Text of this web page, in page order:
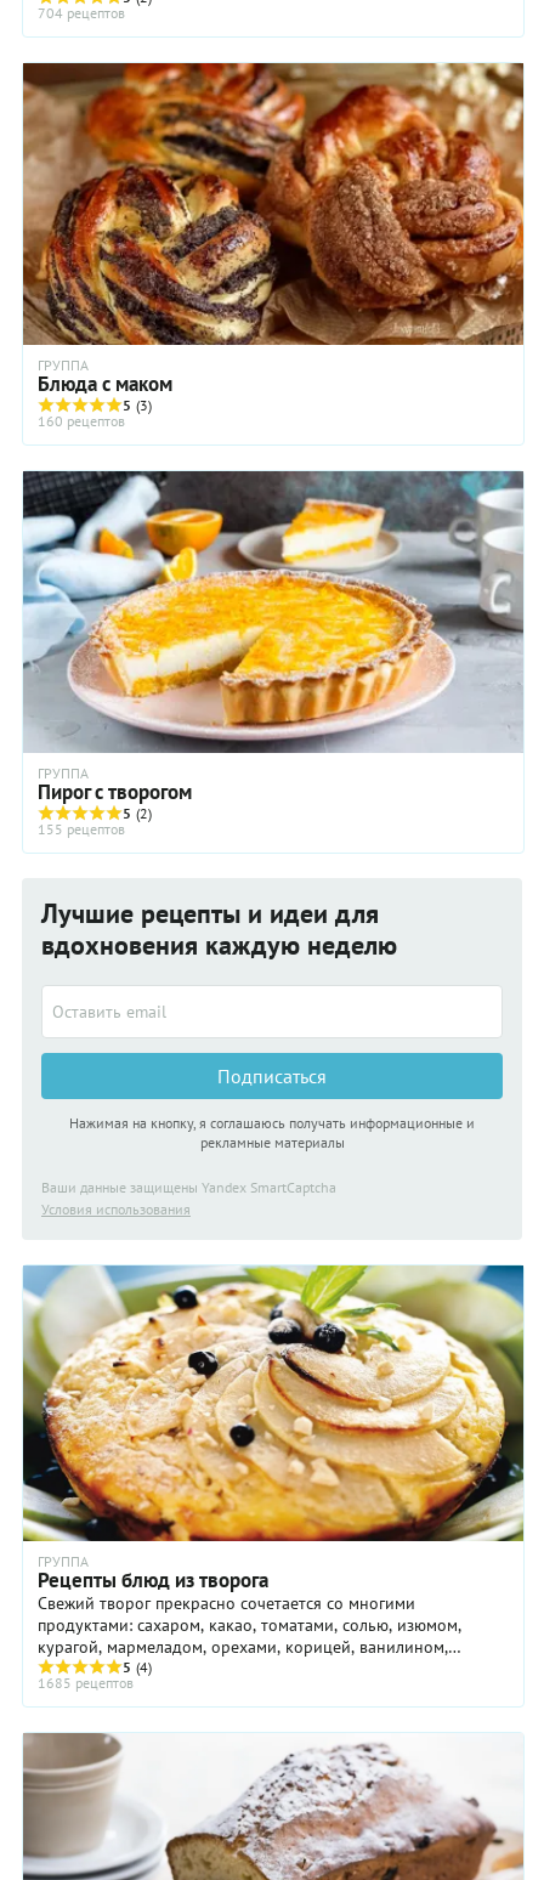
704 рецептов
ГРУППА
Блюда с маком
5 (3)
160 рецептов
ГРУППА
Пирог с творогом
5 (2)
155 рецептов
Лучшие рецепты и идеи для
вдохновения каждую неделю
Подписаться
Нажимая на кнопку, я соглашаюсь получать информационные и
рекламные материалы
Ваши данные защищены Yandex SmartCaptcha
Условия использования
ГРУППА
Рецепты блюд из творога
Свежий творог прекрасно сочетается со многими
продуктами: сахаром, какао, томатами, солью, изюмом,
курагой, мармеладом, орехами, корицей, ванилином,
перцем, тмином, горчицей, укропом, петрушкой… ...
5 (4)
1685 рецептов